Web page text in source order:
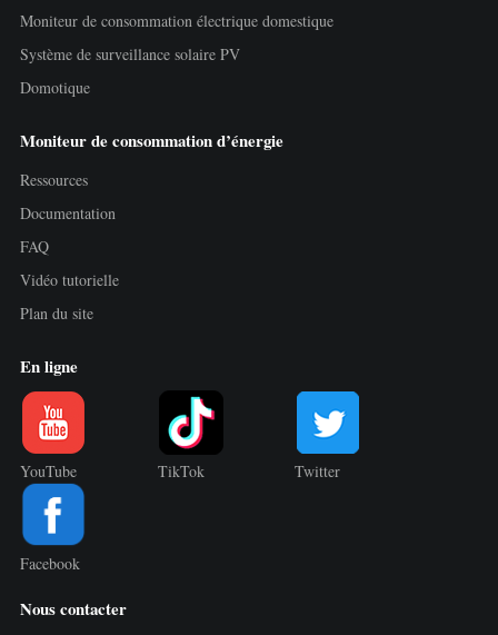
Moniteur de consommation électrique domestique
Système de surveillance solaire PV
Domotique
Moniteur de consommation d’énergie
Ressources
Documentation
FAQ
Vidéo tutorielle
Plan du site
En ligne
YouTube TikTok Twitter
Facebook
Nous contacter